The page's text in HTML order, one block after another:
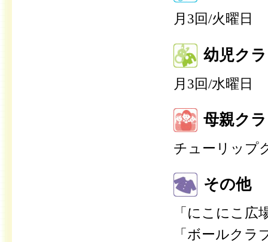
月3回/火曜日
幼児ク
月3回/水曜日
母親ク
チューリップ
その他
「にこにこ広
「ボールクラ